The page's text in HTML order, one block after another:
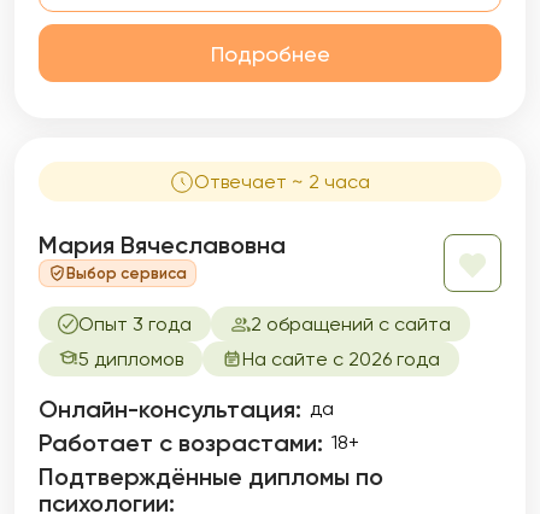
Подробнее
Отвечает ~ 2 часа
Мария Вячеславовна
Выбор сервиса
Опыт 3 года
2 обращений с сайта
5 дипломов
На сайте с 2026 года
Онлайн-консультация: да
Работает с возрастами: 18+
Подтверждённые дипломы по
психологии: